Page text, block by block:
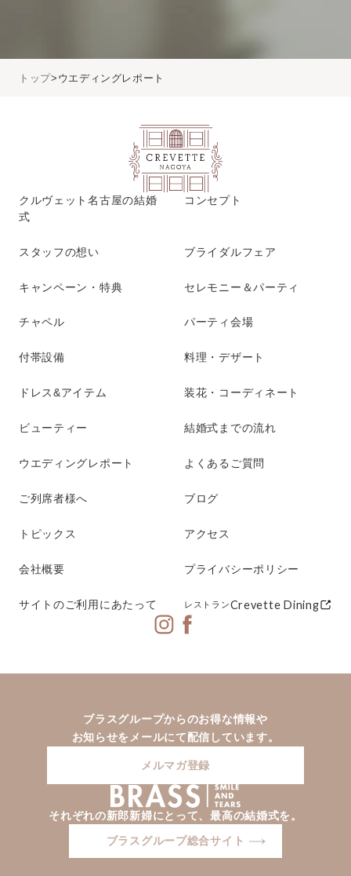
トップ ウエディングレポート
クルヴェット名古屋の結婚
式
コンセプト
スタッフの想い ブライダルフェア
キャンペーン・特典 セレモニー＆パーティ
チャペル パーティ会場
付帯設備 料理・デザート
ドレス&アイテム 装花・コーディネート
ビューティー 結婚式までの流れ
ウエディングレポート よくあるご質問
ご列席者様へ ブログ
トピックス アクセス
会社概要 プライバシーポリシー
サイトのご利用にあたって レストランCrevette Dining
ブラスグループからのお得な情報や
お知らせをメールにて配信しています。
メルマガ登録
それぞれの新郎新婦にとって、最高の結婚式を。
ブラスグループ総合サイト